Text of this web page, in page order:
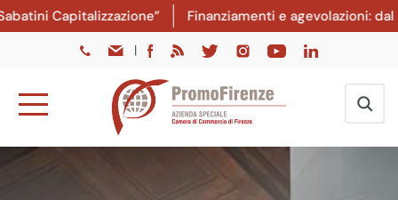
Capitalizzazione” Finanziamenti e agevolazioni: dal
|